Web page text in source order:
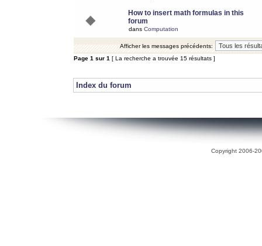
How to insert math formulas in this
forum
dans Computation
Afficher les messages précédents:
Page 1 sur 1 [ La recherche a trouvée 15 résultats ]
Index du forum
Copyright 2006-